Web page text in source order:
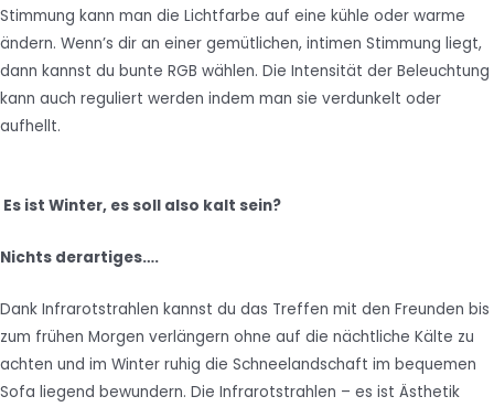
Stimmung kann man die Lichtfarbe auf eine kühle oder warme
ändern. Wenn’s dir an einer gemütlichen, intimen Stimmung liegt,
dann kannst du bunte RGB wählen. Die Intensität der Beleuchtung
kann auch reguliert werden indem man sie verdunkelt oder
aufhellt.
Es ist Winter, es soll also kalt sein?
Nichts derartiges….
Dank Infrarotstrahlen kannst du das Treffen mit den Freunden bis
zum frühen Morgen verlängern ohne auf die nächtliche Kälte zu
achten und im Winter ruhig die Schneelandschaft im bequemen
Sofa liegend bewundern. Die Infrarotstrahlen – es ist Ästhetik